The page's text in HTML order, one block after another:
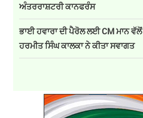
ਅੰਤਰਰਾਸ਼ਟਰੀ ਕਾਨਫਰੰਸ
ਭਾਈ ਹਵਾਰਾ ਦੀ ਪੈਰੋਲ ਲਈ CM ਮਾਨ
ਹਰਮੀਤ ਸਿੰਘ ਕਾਲਕਾ ਨੇ ਕੀਤਾ ਸਵਾਗਤ